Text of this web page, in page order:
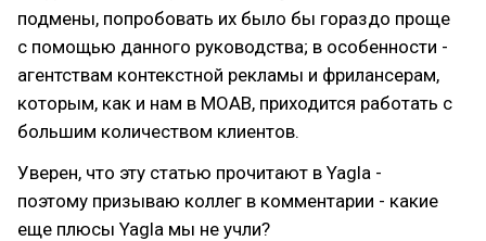
подмены, попробовать их было бы гораздо проще
с помощью данного руководства; в особенности -
агентствам контекстной рекламы и фрилансерам,
которым, как и нам в MOAB, приходится работать с
большим количеством клиентов.
Уверен, что эту статью прочитают в Yagla -
поэтому призываю коллег в комментарии - какие
еще плюсы Yagla мы не учли?